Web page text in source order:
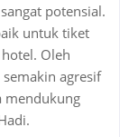
potensial.
untuk tiket
Oleh
agresif
mendukung